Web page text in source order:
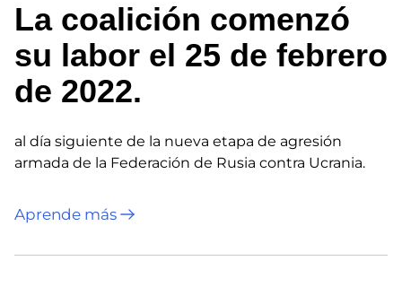
La coalición comenzó
su labor el 25 de febrero
de 2022.
al día siguiente de la nueva etapa de agresión
armada de la Federación de Rusia contra Ucrania.
Aprende más